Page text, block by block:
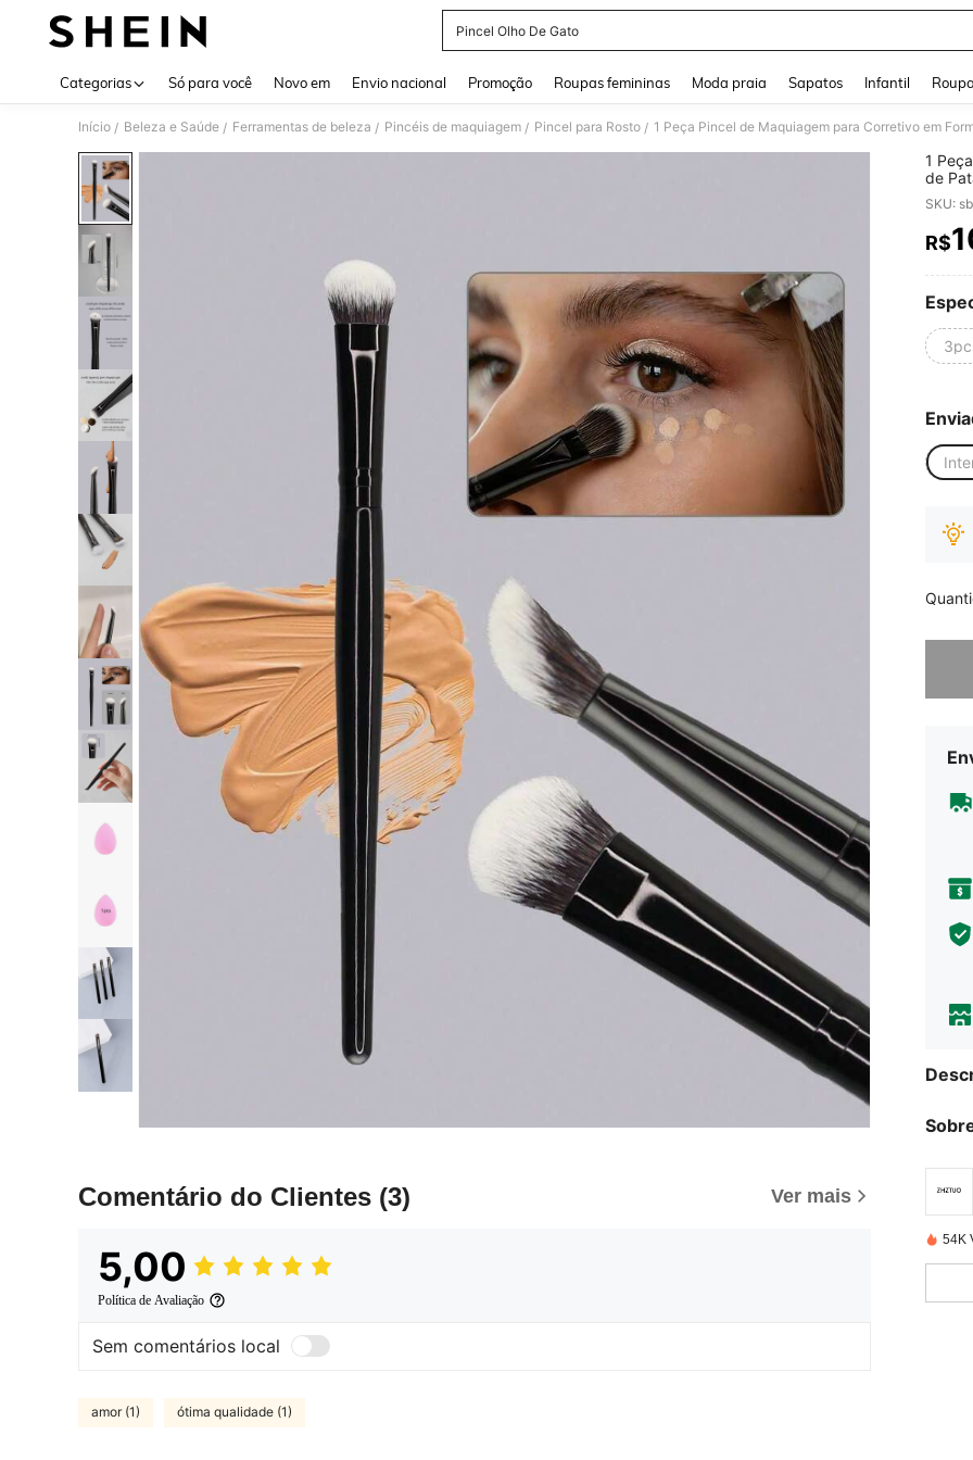
Pincel Olho De Gato
Categorias Só para você Novo em Envio nacional Promoção Roupas femininas Moda praia Sapatos Infantil
Início / Beleza e Saúde / Ferramentas de beleza / Pincéis de maquiagem / Pincel para Rosto /
Comentário do Clientes (3) Ver mais
5,00
Política de Avaliação
Sem comentários local
amor (1) ótima qualidade (1)
1
de
para
SKU:
R$
54K